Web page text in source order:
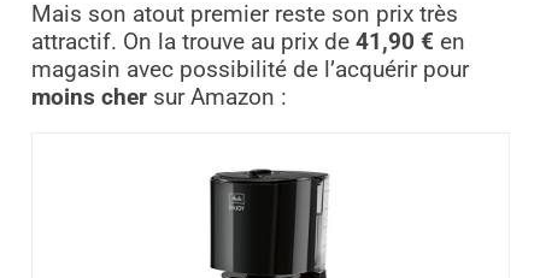
Mais son atout premier reste son prix très
attractif. On la trouve au prix de 41,90 € en
magasin avec possibilité de l’acquérir pour
moins chersur Amazon :